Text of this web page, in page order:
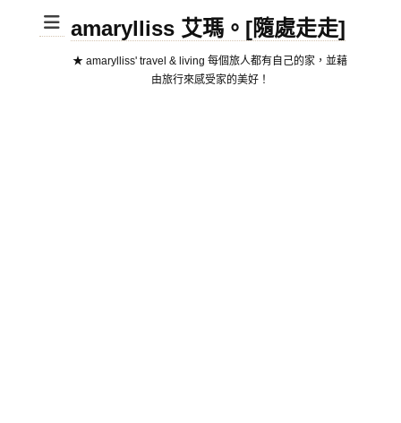
amarylliss 艾瑪。[隨處走走]
★ amarylliss' travel & living 每個旅人都有自己的家，並藉
由旅行來感受家的美好！